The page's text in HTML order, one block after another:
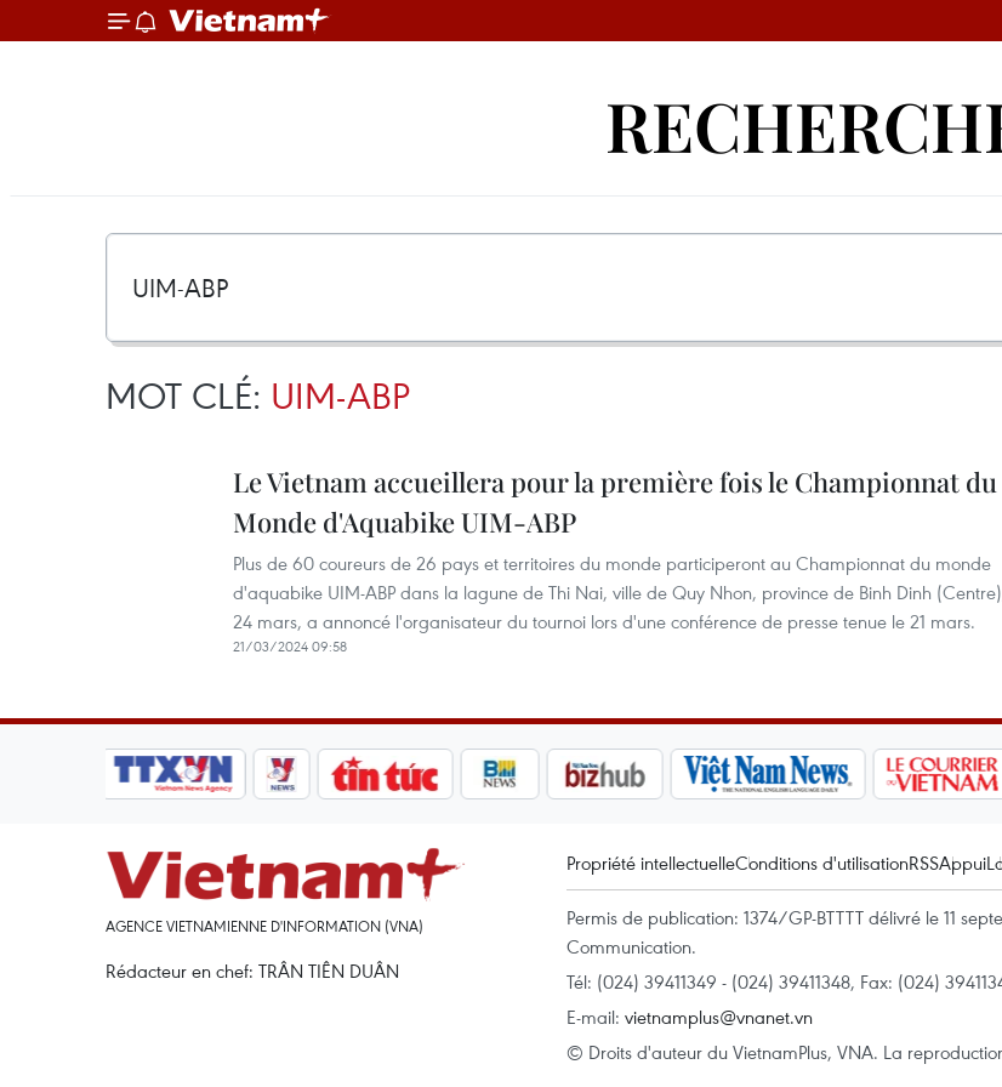
MOT CLÉ: UIM-ABP
Le Vietnam accueillera pour la première fois le Championnat du
Monde d'Aquabike UIM-ABP
Plus de 60 coureurs de 26 pays et territoires du monde participeront au Championnat du monde
d'aquabike UIM-ABP dans la lagune de Thi Nai, ville de Quy Nhon, province de Binh Dinh
24 mars, a annoncé l'organisateur du tournoi lors d'une conférence de presse tenue le 21 mars.
21/03/2024 09:58
AGENCE VIETNAMIENNE D'INFORMATION (VNA)
Rédacteur en chef: TRÂN TIÊN DUÂN
Propriété intellectuelleConditions d'utilisationRSSAppui
Permis de publication: 1374/GP-BTTTT délivré le 11
Communication.
Tél: (024) 39411349 - (024) 39411348, Fax: (024)
E-mail: vietnamplus@vnanet.vn
© Droits d'auteur du VietnamPlus, VNA. La